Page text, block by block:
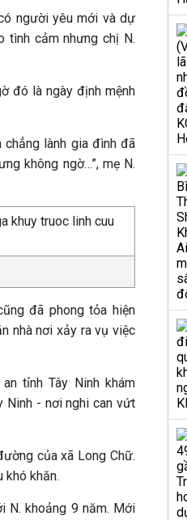
người yêu mới và dự
tình cảm nhưng chị N.
đó là ngày định mệnh
chẳng lành gia đình đã
không ngờ…”, mẹ N.
đã phong tỏa hiện
nhà nơi xảy ra vụ việc
tỉnh Tây Ninh khám
Ninh - nơi nghi can vứt
của xã Long Chữ.
khó khăn.
N. khoảng 9 năm. Mới